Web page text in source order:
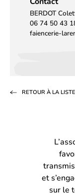
BERDOT
06 74 50 43
faiencerie-
RETOUR À LA
et
sur le